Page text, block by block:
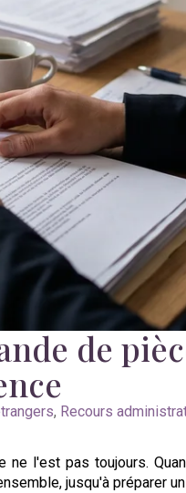
de
, Recours
ne l'est pas toujours.
jusqu'à préparer